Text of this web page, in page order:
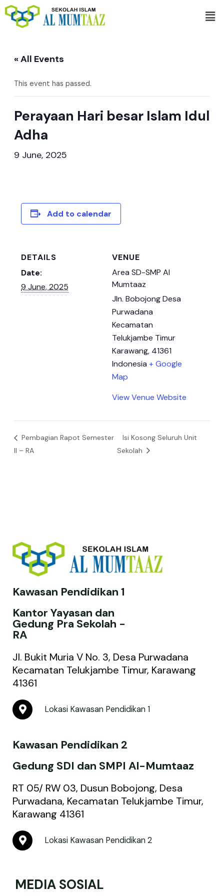
Skip
to
content
« All Events
This event has passed.
Perayaan Hari besar Islam Idul
Adha
9 June, 2025
Add to calendar
DETAILS
Date:
9 June, 2025
VENUE
Area SD-SMP Al
Mumtaaz
Jln. Bobojong Desa
Purwadana
Kecamatan
Telukjambe Timur
Karawang, 41361
Indonesia + Google
Map
View Venue Website
Pembagian Rapot Semester
II – RA
Isi Kosong Seluruh Unit
Sekolah
Kawasan Pendidikan 1
Kantor Yayasan dan
Gedung Pra Sekolah -
RA
Jl. Bukit Muria V No. 3, Desa Purwadana
Kecamatan Telukjambe Timur, Karawang
41361
M
a
p
m
r
k
e
-
a
t
Lokasi Kawasan Pendidikan 1
Kawasan Pendidikan 2
Gedung SDI dan SMPI Al-Mumtaaz
RT 05/ RW 03, Dusun Bobojong, Desa
Purwadana, Kecamatan Telukjambe Timur,
Karawang 41361
M
a
p
a
Lokasi Kawasan Pendidikan 2
MEDIA SOSIAL